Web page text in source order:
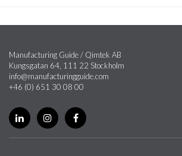
Manufacturing Guide / Qimtek AB
Kungsgatan 64, 111 22 Stockholm
info@manufacturingguide.com
+46 (0) 651 30 08 00